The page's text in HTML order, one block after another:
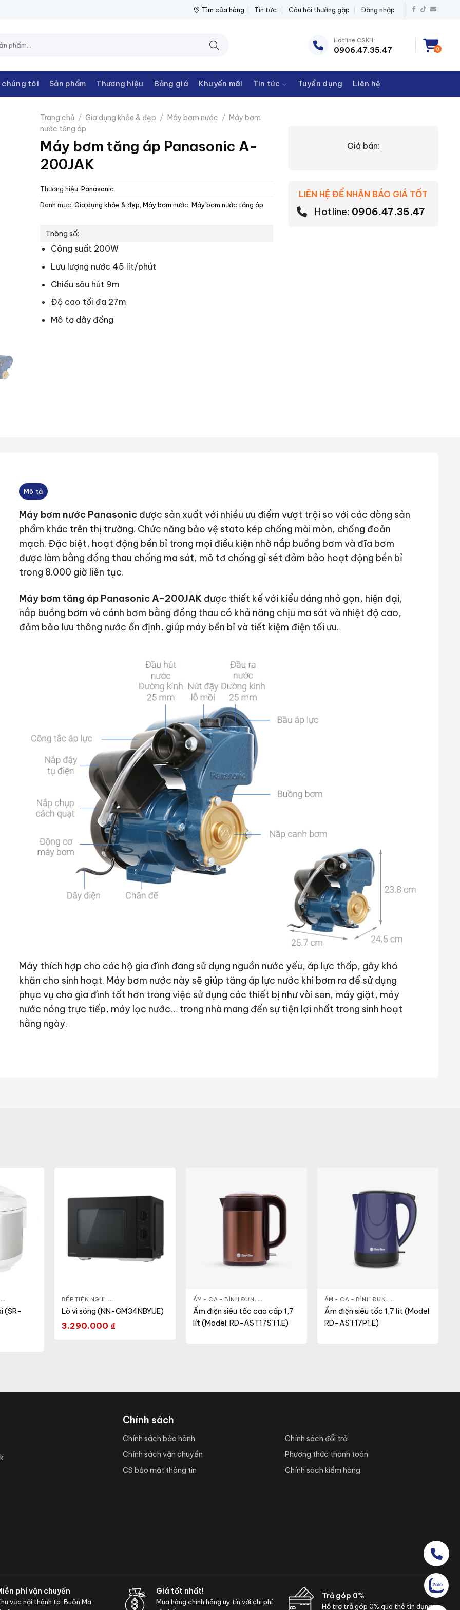
THANH CHÂU NPP THIẾT BỊ ĐIỆN THANH CHÂU
Tìm cửa hàng Tin tức Câu hỏi thường gặp Đăng nhập
Hotline CSKH:
0906.47.35.47 0
chúng tôi Sản phẩm Thương hiệu Bảng giá Khuyến mãi Tin tức Tuyển dụng Liên hệ
Trang chủ / Gia dụng khỏe & đẹp / Máy bơm nước / Máy bơm
nước tăng áp
Máy bơm tăng áp Panasonic A-
200JAK
Thương hiệu: Panasonic
Danh mục: Gia dụng khỏe & đẹp Máy bơm nước Máy bơm nước tăng áp
Thông số:
Công suất 200W
Lưu lượng nước 45 lít/phút
Chiều sâu hút 9m
Độ cao tối đa 27m
Mô tơ dây đồng
Giá bán:
LIÊN HỆ ĐỂ NHẬN BÁO GIÁ TỐT
Hotline: 0906.47.35.47
Mô tả
Máy bơm nước Panasonicđược sản xuất với nhiều ưu điểm vượt trội so với các dòng sản
phẩm khác trên thị trường. Chức năng bảo vệ stato kép chống mài mòn, chống đoản
mạch. Đặc biệt, hoạt động bền bỉ trong mọi điều kiện nhờ nắp buồng bơm và đĩa bơm
được làm bằng đồng thau chống ma sát, mô tơ chống gỉ sét đảm bảo hoạt động bền bỉ
trong 8.000 giờ liên tục.
Máy bơm tăng áp Panasonic A-200JAKđược thiết kế với kiểu dáng nhỏ gọn, hiện đại,
nắp buồng bơm và cánh bơm bằng đồng thau có khả năng chịu ma sát và nhiệt độ cao,
đảm bảo lưu thông nước ổn định, giúp máy bền bỉ và tiết kiệm điện tối ưu.
Máy thích hợp cho các hộ gia đình đang sử dụng nguồn nước yếu, áp lực thấp, gây khó
khăn cho sinh hoạt. Máy bơm nước này sẽ giúp tăng áp lực nước khi bơm ra để sử dụng
phục vụ cho gia đình tốt hơn trong việc sử dụng các thiết bị như vòi sen, máy giặt, máy
nước nóng trực tiếp, máy lọc nước… trong nhà mang đến sự tiện lợi nhất trong sinh hoạt
hằng ngày.
NỒI - ẤM - CA - BÌNH,NỒI CƠM ĐIỆN
(SR-
BẾP TIỆN NGHI , GIA DỤNG KHỎE & ĐẸP LÒ VI SÓNG
Lò vi sóng (NN-GM34NBYUE)
3.290.000 ₫
ẤM - CA - BÌNH ĐUN , GIA DỤNG KHỎE & ĐẸP ,NỒI - ẤM - CA - BÌNH
Ấm điện siêu tốc cao cấp 1,7
lít (Model: RD-AST17ST1.E)
ẤM - CA - BÌNH ĐUN , GIA DỤNG KHỎE & ĐẸP
Ấm điện siêu tốc 1,7 lít (Model:
RD–AST17P1.E)
Chính sách
Chính sách bảo hành
Chính sách vận chuyển
CS bảo mật thông tin
Chính sách đổi trả
Phương thức thanh toán
Chính sách kiểm hàng
phí vận chuyển
vực nội thành tp. Buôn Ma
Giá tốt nhất!
Mua hàng chính hãng uy tín với chi phí
Trả góp 0%
Hỗ trợ trả góp 0% qua thẻ tín dụng